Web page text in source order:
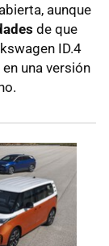
aunque
de que
ID.4
una versión